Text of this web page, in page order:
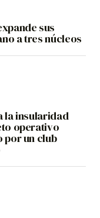
sus
a tres núcleos
la insularidad
operativo
por un club